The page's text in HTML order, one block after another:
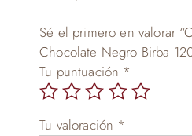
Sé el primero en valorar
Chocolate Negro Birba
Tu puntuación *
Tu valoración *